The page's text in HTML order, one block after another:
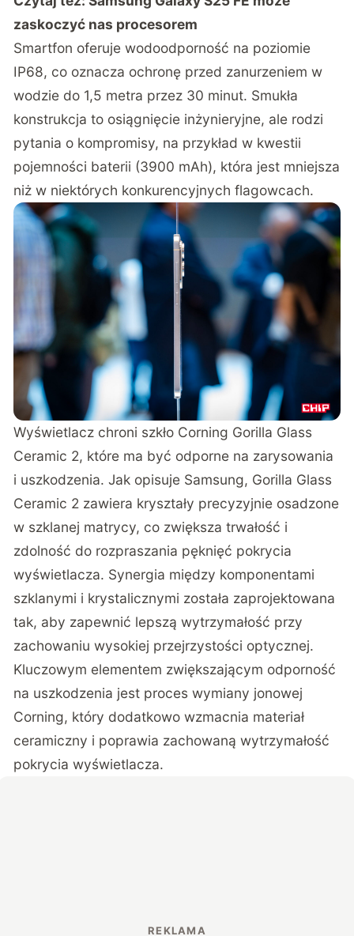
zaskoczyć nas procesorem
Smartfon oferuje wodoodporność na poziomie
IP68, co oznacza ochronę przed zanurzeniem w
wodzie do 1,5 metra przez 30 minut. Smukła
konstrukcja to osiągnięcie inżynieryjne, ale rodzi
pytania o kompromisy, na przykład w kwestii
pojemności baterii (3900 mAh), która jest mniejsza
niż w niektórych konkurencyjnych flagowcach.
Wyświetlacz chroni szkło Corning Gorilla Glass
Ceramic 2, które ma być odporne na zarysowania
i uszkodzenia. Jak opisuje Samsung, Gorilla Glass
Ceramic 2 zawiera kryształy precyzyjnie osadzone
w szklanej matrycy, co zwiększa trwałość i
zdolność do rozpraszania pęknięć pokrycia
wyświetlacza. Synergia między komponentami
szklanymi i krystalicznymi została zaprojektowana
tak, aby zapewnić lepszą wytrzymałość przy
zachowaniu wysokiej przejrzystości optycznej.
Kluczowym elementem zwiększającym odporność
na uszkodzenia jest proces wymiany jonowej
Corning, który dodatkowo wzmacnia materiał
ceramiczny i poprawia zachowaną wytrzymałość
pokrycia wyświetlacza.